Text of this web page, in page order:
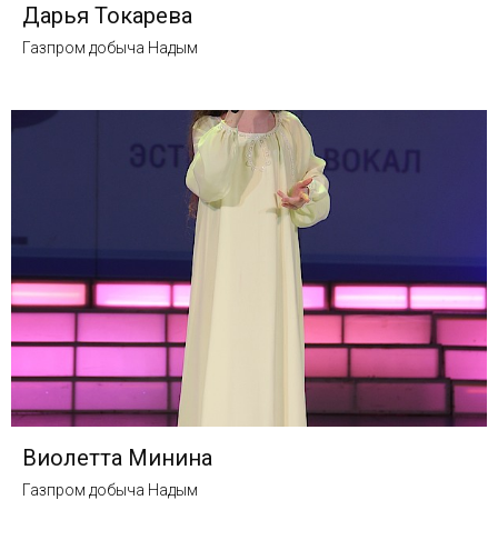
Дарья Токарева
Газпром добыча Надым
Виолетта Минина
Газпром добыча Надым